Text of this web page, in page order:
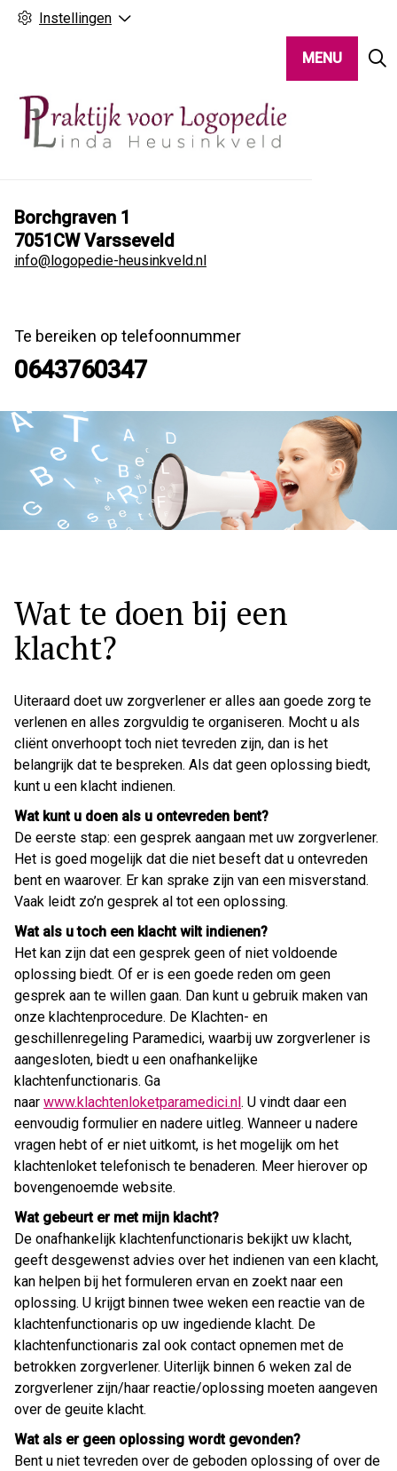
Instellingen
Borchgraven 1
7051CW Varsseveld
info@logopedie-heusinkveld.nl
Te bereiken op telefoonnummer
0643760347
MENU
Wat te doen bij een
klacht?
Uiteraard doet uw zorgverlener er alles aan goede zorg te
verlenen en alles zorgvuldig te organiseren. Mocht u als
cliënt onverhoopt toch niet tevreden zijn, dan is het
belangrijk dat te bespreken. Als dat geen oplossing biedt,
kunt u een klacht indienen.
Wat kunt u doen als u ontevreden bent?
De eerste stap: een gesprek aangaan met uw zorgverlener.
Het is goed mogelijk dat die niet beseft dat u ontevreden
bent en waarover. Er kan sprake zijn van een misverstand.
Vaak leidt zo’n gesprek al tot een oplossing.
Wat als u toch een klacht wilt indienen?
Het kan zijn dat een gesprek geen of niet voldoende
oplossing biedt. Of er is een goede reden om geen
gesprek aan te willen gaan. Dan kunt u gebruik maken van
onze klachtenprocedure. De Klachten- en
geschillenregeling Paramedici, waarbij uw zorgverlener is
aangesloten, biedt u een onafhankelijke
klachtenfunctionaris. Ga
naar www.klachtenloketparamedici.nl . U vindt daar een
eenvoudig formulier en nadere uitleg. Wanneer u nadere
vragen hebt of er niet uitkomt, is het mogelijk om het
klachtenloket telefonisch te benaderen. Meer hierover op
bovengenoemde website.
Wat gebeurt er met mijn klacht?
De onafhankelijk klachtenfunctionaris bekijkt uw klacht,
geeft desgewenst advies over het indienen van een klacht,
kan helpen bij het formuleren ervan en zoekt naar een
oplossing. U krijgt binnen twee weken een reactie van de
klachtenfunctionaris op uw ingediende klacht. De
klachtenfunctionaris zal ook contact opnemen met de
betrokken zorgverlener. Uiterlijk binnen 6 weken zal de
zorgverlener zijn/haar reactie/oplossing moeten aangeven
over de geuite klacht.
Wat als er geen oplossing wordt gevonden?
Bent u niet tevreden over de geboden oplossing of over de